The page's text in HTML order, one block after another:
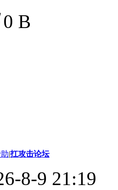
B
|扛攻击论坛
8-9 21:19